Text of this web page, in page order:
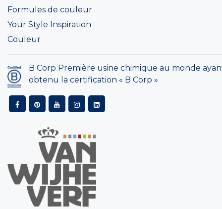
Formules de couleur
Your Style Inspiration
Couleur
B Corp Première usine chimique au monde
obtenu la certification « B Corp »